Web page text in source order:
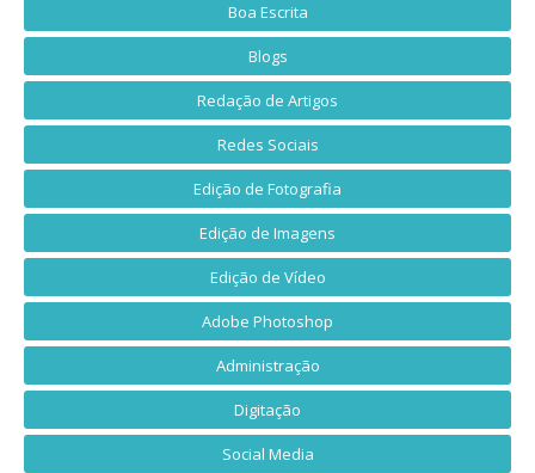
Boa Escrita
Blogs
Redação de Artigos
Redes Sociais
Edição de Fotografia
Edição de Imagens
Edição de Vídeo
Adobe Photoshop
Administração
Digitação
Social Media